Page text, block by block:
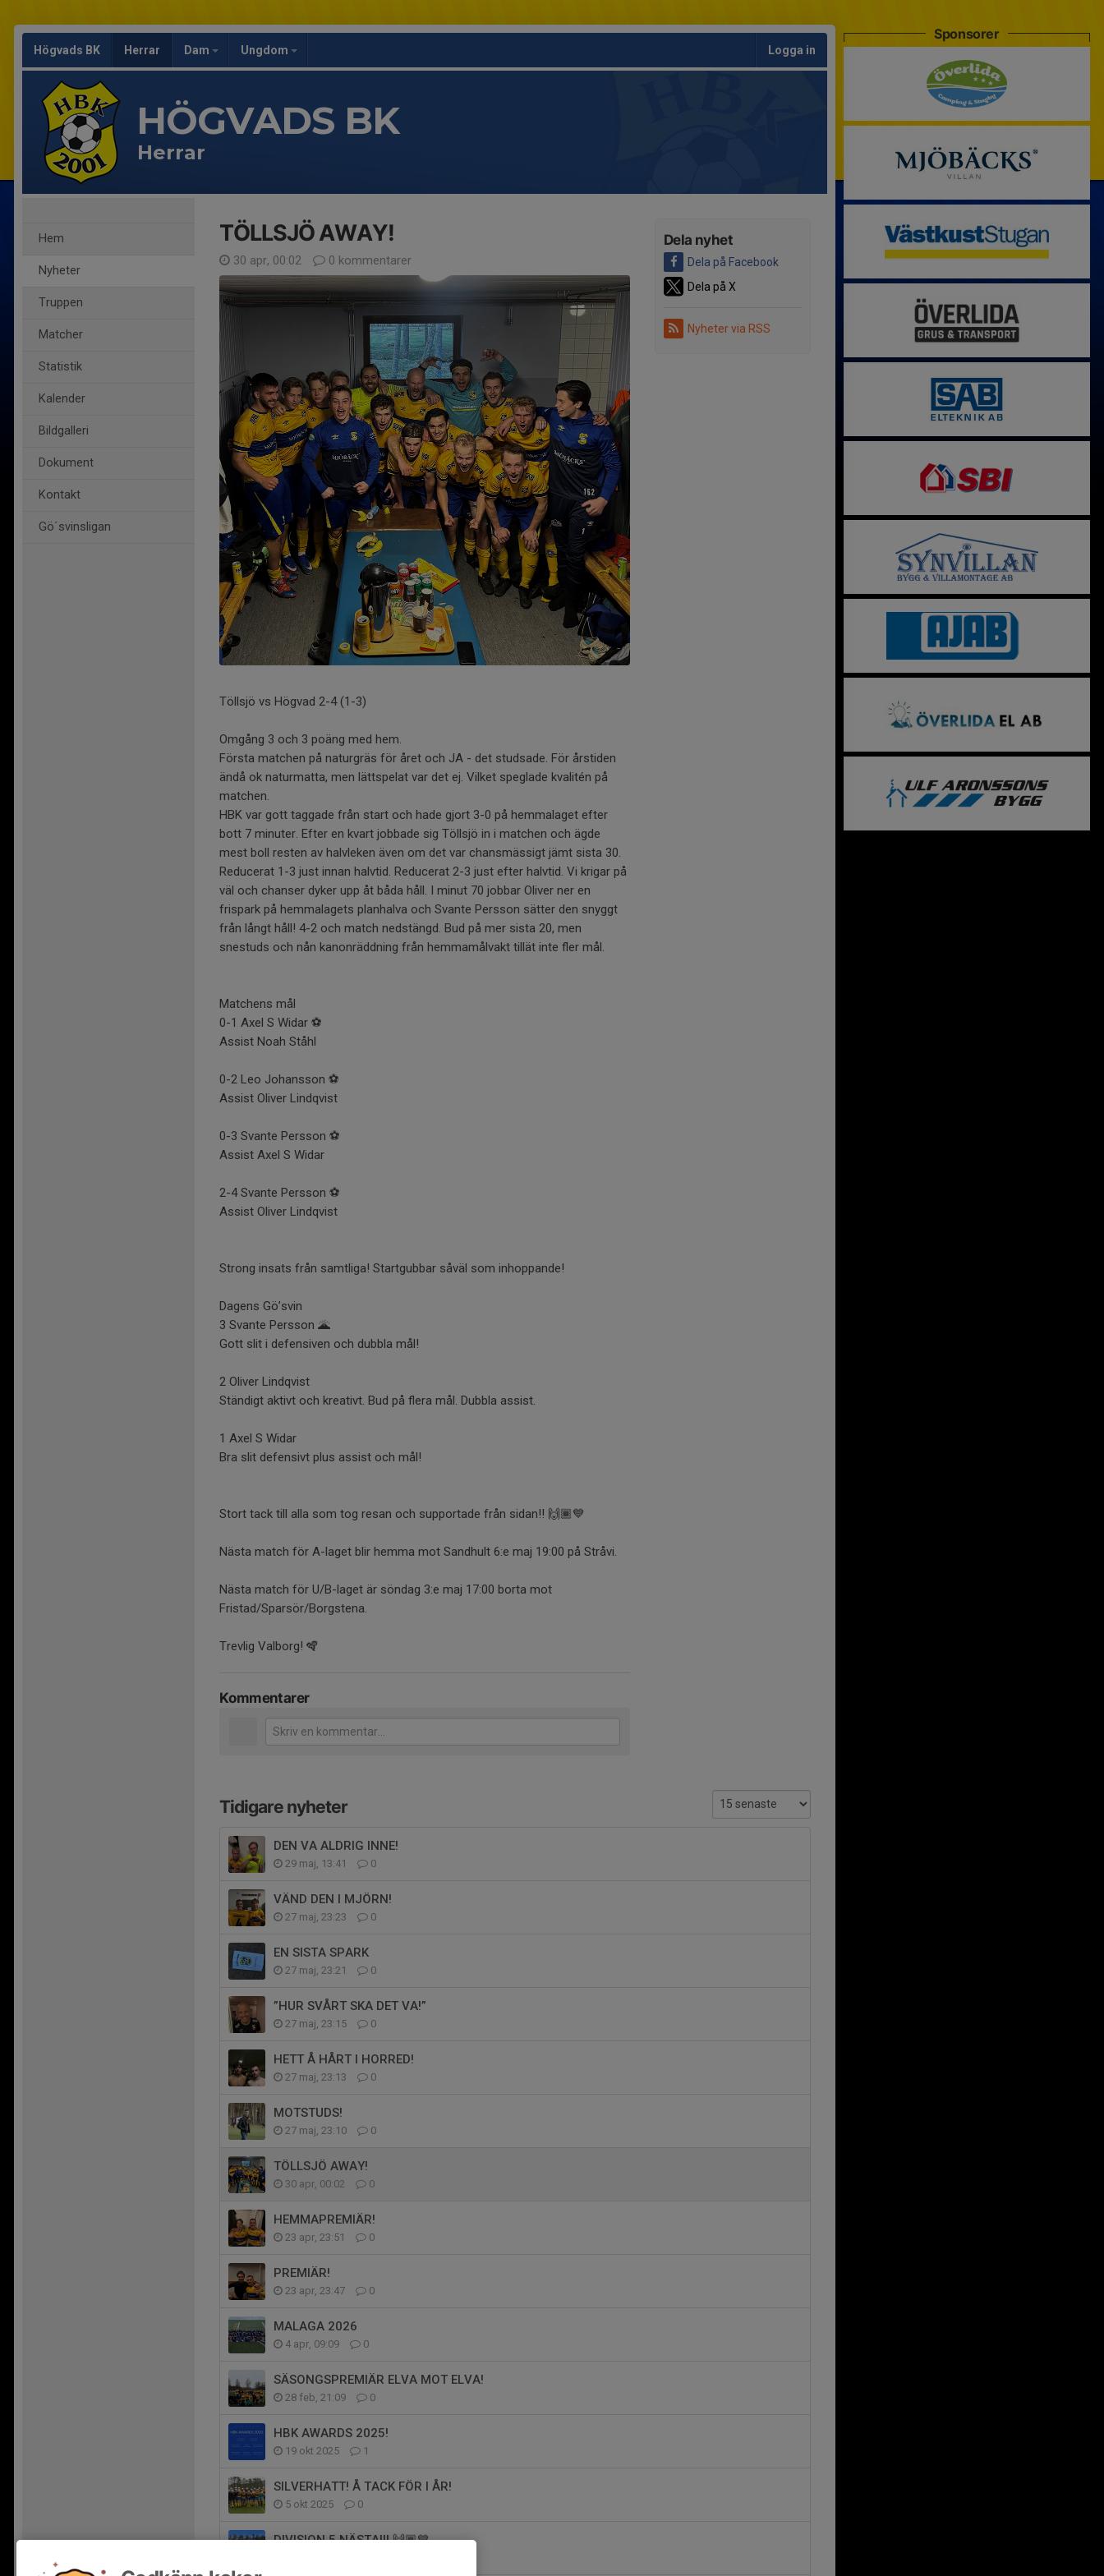
Högvads BK Herrar Dam Ungdom Logga in
HÖGVADS BK
Herrar
Hem
Nyheter
Truppen
Matcher
Statistik
Kalender
Bildgalleri
Dokument
Kontakt
Gö´svinsligan
Dela nyhet
Dela på Facebook
Dela på X
Nyheter via RSS
TÖLLSJÖ AWAY!
30 apr, 00:02 0 kommentarer
Töllsjö vs Högvad 2-4 (1-3)
Omgång 3 och 3 poäng med hem.
Första matchen på naturgräs för året och JA - det studsade. För årstiden
ändå ok naturmatta, men lättspelat var det ej. Vilket speglade kvalitén på
matchen.
HBK var gott taggade från start och hade gjort 3-0 på hemmalaget efter
bott 7 minuter. Efter en kvart jobbade sig Töllsjö in i matchen och ägde
mest boll resten av halvleken även om det var chansmässigt jämt sista 30.
Reducerat 1-3 just innan halvtid. Reducerat 2-3 just efter halvtid. Vi krigar på
väl och chanser dyker upp åt båda håll. I minut 70 jobbar Oliver ner en
frispark på hemmalagets planhalva och Svante Persson sätter den snyggt
från långt håll! 4-2 och match nedstängd. Bud på mer sista 20, men
snestuds och nån kanonräddning från hemmamålvakt tillät inte fler mål.
Matchens mål
0-1 Axel S Widar ⚽️
Assist Noah Ståhl
0-2 Leo Johansson ⚽️
Assist Oliver Lindqvist
0-3 Svante Persson ⚽️
Assist Axel S Widar
2-4 Svante Persson ⚽️
Assist Oliver Lindqvist
Strong insats från samtliga! Startgubbar såväl som inhoppande!
Dagens Gö’svin
3 Svante Persson 🌋
Gott slit i defensiven och dubbla mål!
2 Oliver Lindqvist
Ständigt aktivt och kreativt. Bud på flera mål. Dubbla assist.
1 Axel S Widar
Bra slit defensivt plus assist och mål!
Stort tack till alla som tog resan och supportade från sidan!! 🙌🏾💙
Nästa match för A-laget blir hemma mot Sandhult 6:e maj 19:00 på Stråvi.
Nästa match för U/B-laget är söndag 3:e maj 17:00 borta mot
Fristad/Sparsör/Borgstena.
Trevlig Valborg! 🪇
Kommentarer
Tidigare nyheter
DEN VA ALDRIG INNE!
29 maj, 13:41 0
VÄND DEN I MJÖRN!
27 maj, 23:23 0
EN SISTA SPARK
27 maj, 23:21 0
”HUR SVÅRT SKA DET VA!”
27 maj, 23:15 0
HETT Å HÅRT I HORRED!
27 maj, 23:13 0
MOTSTUDS!
27 maj, 23:10 0
TÖLLSJÖ AWAY!
30 apr, 00:02 0
HEMMAPREMIÄR!
23 apr, 23:51 0
PREMIÄR!
23 apr, 23:47 0
MALAGA 2026
4 apr, 09:09 0
SÄSONGSPREMIÄR ELVA MOT ELVA!
28 feb, 21:09 0
HBK AWARDS 2025!
19 okt 2025 1
SILVERHATT! Å TACK FÖR I ÅR!
5 okt 2025 0
DIVISION 5 NÄSTA!!! 🙌🏾💙
Sponsorer